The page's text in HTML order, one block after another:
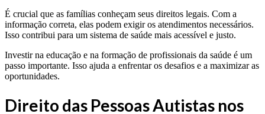
É crucial que as famílias conheçam seus direitos legais. Com a
informação correta, elas podem exigir os atendimentos necessários.
Isso contribui para um sistema de saúde mais acessível e justo.
Investir na educação e na formação de profissionais da saúde é um
passo importante. Isso ajuda a enfrentar os desafios e a maximizar as
oportunidades.
Direito das Pessoas Autistas nos